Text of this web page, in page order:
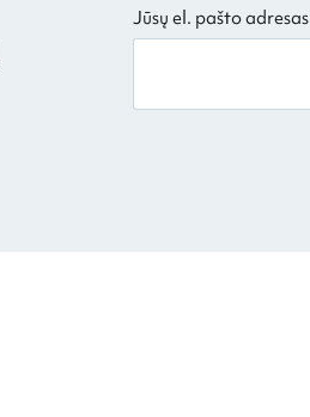
Jūsų el. pašto adresas